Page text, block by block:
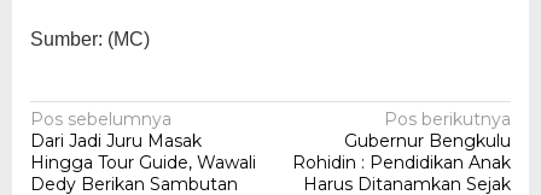
Sumber: (MC)
Navigasi
pos
Pos sebelumnya
Dari Jadi Juru Masak
Hingga Tour Guide, Wawali
Dedy Berikan Sambutan
Pos berikutnya
Gubernur Bengkulu
Rohidin : Pendidikan Anak
Harus Ditanamkan Sejak